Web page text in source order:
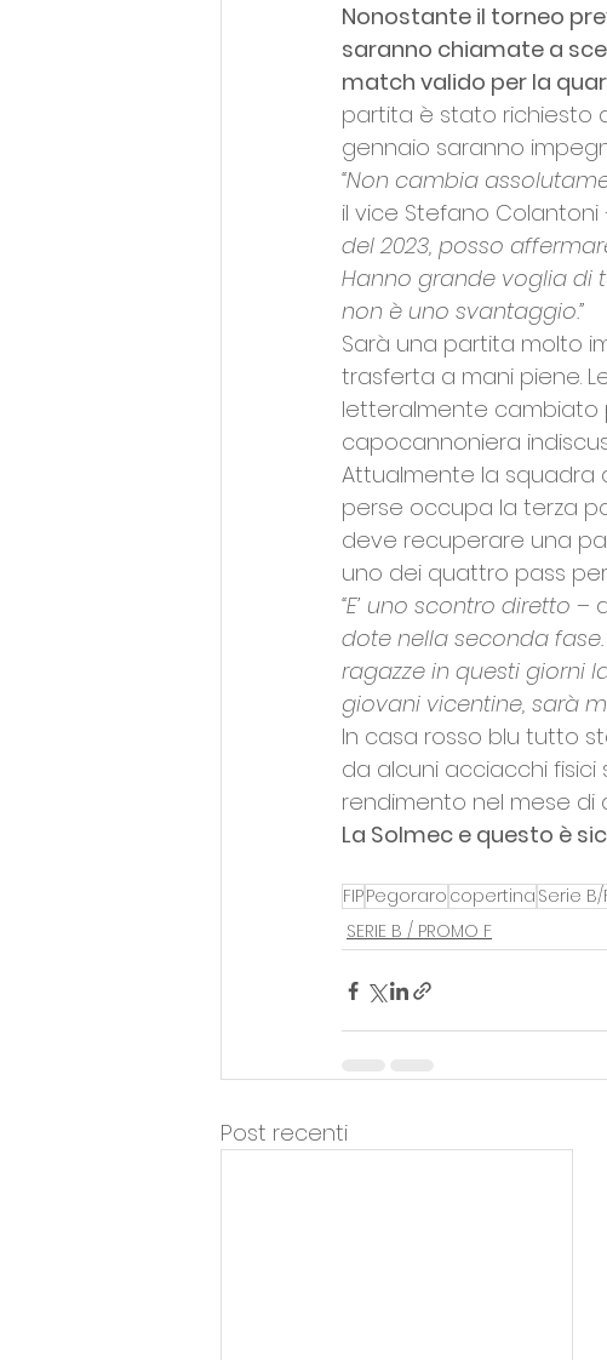
Nonostante il torneo
saranno chiamate a
match valido per la
partita è stato richiesto
gennaio saranno
“Non cambia
il vice Stefano Colantoni
del 2023, posso
Hanno grande voglia di
non è uno svantaggio.”
Sarà una partita molto
trasferta a mani piene.
letteralmente cambiato
capocannoniera
Attualmente la squadra
perse occupa la terza
deve recuperare una
uno dei quattro pass
“E’ uno scontro diretto –
dote nella seconda
ragazze in questi giorni
giovani vicentine, sarà
In casa rosso blu tutto
da alcuni acciacchi fisici
rendimento nel mese di
La Solmec e questo è
FIPPegoraro copertina Serie B/
SERIE B / PROMO F
Post recenti